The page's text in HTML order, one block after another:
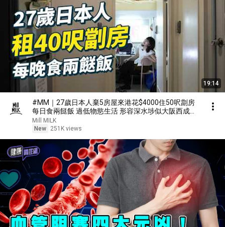
19:14
#MM｜27歲日本人棄5房屋來港花$4000住50呎劏房
每日食兩餸飯 過低物慾生活 形容深水埗似大阪西成區
｜#700萬種生活 #4K
Mill MILK
New
251K views